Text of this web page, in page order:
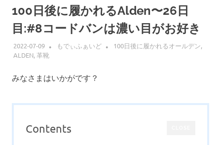
100日後に履かれるAlden〜26日
目:#8コードバンは濃い目がお好き
2022-07-09 もでぃふぁいど 100日後に履かれるオールデン,
ALDEN,革靴
みなさまはいかがです？
Contents